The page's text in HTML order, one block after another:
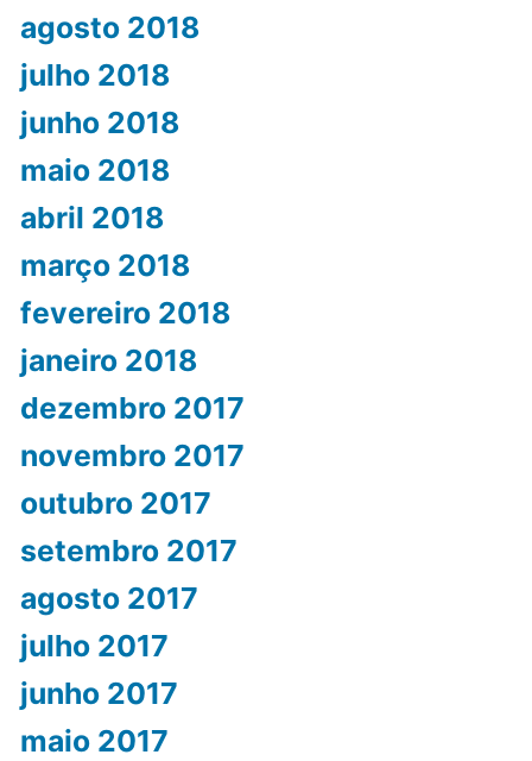
agosto 2018
julho 2018
junho 2018
maio 2018
abril 2018
março 2018
fevereiro 2018
janeiro 2018
dezembro 2017
novembro 2017
outubro 2017
setembro 2017
agosto 2017
julho 2017
junho 2017
maio 2017